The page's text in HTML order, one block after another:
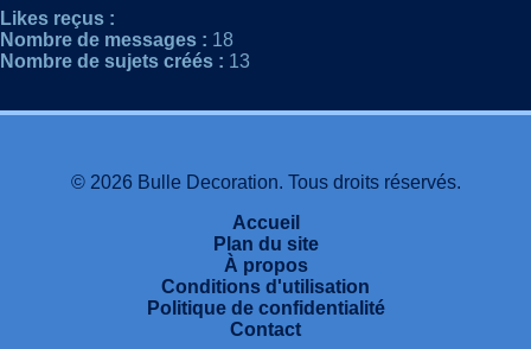
Likes reçus :
Nombre de messages : 18
Nombre de sujets créés : 13
© 2026 Bulle Decoration. Tous droits réservés.
Accueil
Plan du site
À propos
Conditions d'utilisation
Politique de confidentialité
Contact